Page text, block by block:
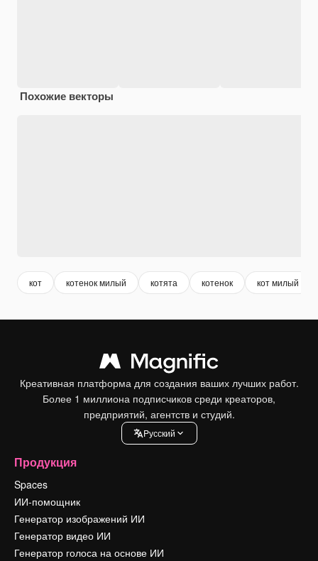
Похожие векторы
кот котенок милый котята котенок кот милый
Креативная платформа для создания ваших лучших работ.
Более 1 миллиона подписчиков среди креаторов,
предприятий, агентств и студий.
Pусский
Продукция
Spaces
ИИ-помощник
Генератор изображений ИИ
Генератор видео ИИ
Генератор голоса на основе ИИ